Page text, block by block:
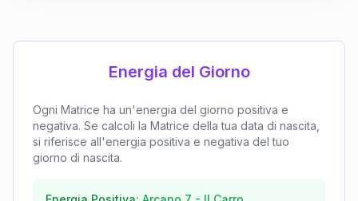
Energia del Giorno
Ogni Matrice ha un'energia del giorno positiva e
negativa. Se calcoli la Matrice della tua data di nascita,
si riferisce all'energia positiva e negativa del tuo
giorno di nascita.